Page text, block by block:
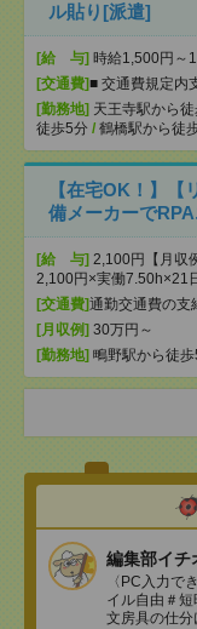
ル貼り[派遣]
[給 与] 時給1,500円～
[交通費]■ 交通費規定内
[勤務地] 天王寺駅から
徒歩5分 / 鶴橋駅から徒
【在宅OK！】
備メーカーで
[給 与] 2,100円【月収
2,100円×実働7.50h×21
[交通費]通勤交通費の支
[月収例] 30万円～
[勤務地] 鴫野駅から徒
編集部イチ
〈PC入力で
イル自由＃
文房具の仕分